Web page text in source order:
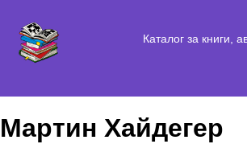
Каталог за книги,
Мартин Хайдегер